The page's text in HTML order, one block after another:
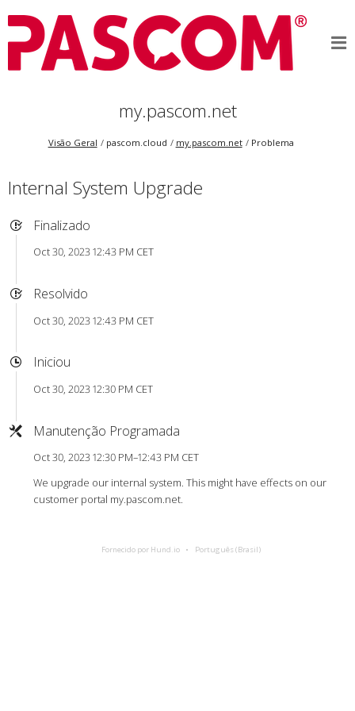
my.pascom.net
Visão Geral pascom.cloud my.pascom.net Problema
Internal System Upgrade
Finalizado
Oct 30, 2023 12:43 PM CET
Resolvido
Oct 30, 2023 12:43 PM CET
Iniciou
Oct 30, 2023 12:30 PM CET
Manutenção Programada
Oct 30, 2023 12:30 PM–12:43 PM CET
We upgrade our internal system. This might have effects on our
customer portal my.pascom.net.
Fornecido por Hund.io Português (Brasil)